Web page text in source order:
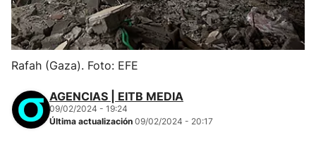
Rafah (Gaza). Foto: EFE
AGENCIAS | EITB MEDIA
09/02/2024 - 19:24
Última actualización 09/02/2024 - 20:17